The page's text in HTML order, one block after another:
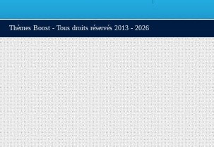
Thèmes Boost - Tous droits réservés 2013 - 2026